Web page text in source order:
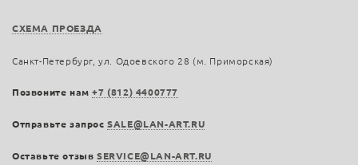
СХЕМА ПРОЕЗДА
Санкт-Петербург, ул. Одоевского 28 (м. Приморская)
Позвоните нам+7 (812) 4400777
Отправьте запросSALE@LAN-ART.RU
Оставьте отзыв SERVICE@LAN-ART.RU